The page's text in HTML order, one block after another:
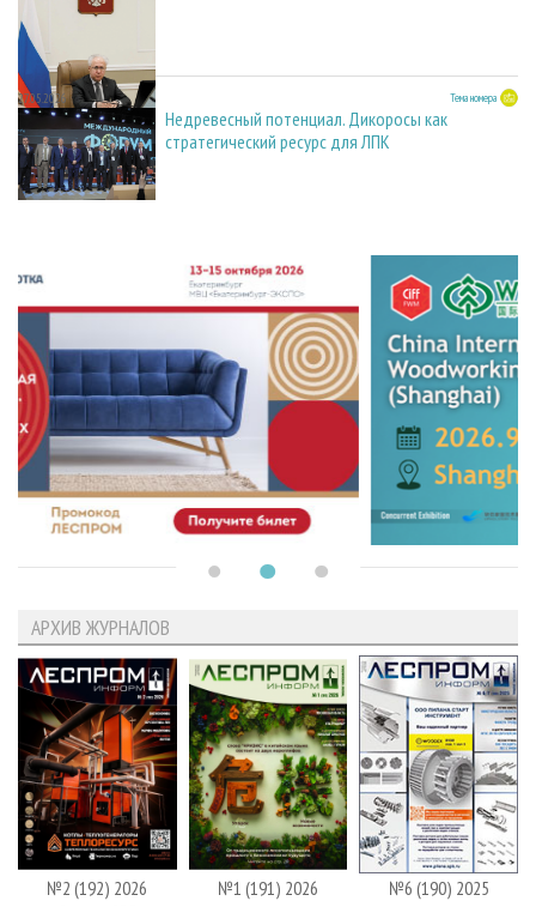
27.05.2026 Тема номера
Недревесный потенциал. Дикоросы как
стратегический ресурс для ЛПК
АРХИВ ЖУРНАЛОВ
№2 (192) 2026 №1 (191) 2026 №6 (190) 2025